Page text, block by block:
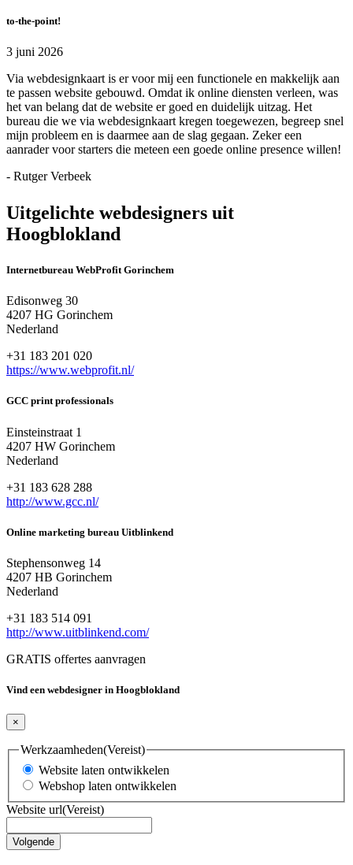
to-the-point!
3 juni 2026
Via webdesignkaart is er voor mij een functionele en makkelijk aan
te passen website gebouwd. Omdat ik online diensten verleen, was
het van belang dat de website er goed en duidelijk uitzag. Het
bureau die we via webdesignkaart kregen toegewezen, begreep snel
mijn probleem en is daarmee aan de slag gegaan. Zeker een
aanrader voor starters die meteen een goede online presence willen!
- Rutger Verbeek
Uitgelichte webdesigners uit
Hoogblokland
Internetbureau WebProfit Gorinchem
Edisonweg 30
4207 HG Gorinchem
Nederland
+31 183 201 020
https://www.webprofit.nl/
GCC print professionals
Einsteinstraat 1
4207 HW Gorinchem
Nederland
+31 183 628 288
http://www.gcc.nl/
Online marketing bureau Uitblinkend
Stephensonweg 14
4207 HB Gorinchem
Nederland
+31 183 514 091
http://www.uitblinkend.com/
GRATIS offertes aanvragen
Vind een webdesigner in Hoogblokland
×
Werkzaamheden(Vereist)
Website laten ontwikkelen
Webshop laten ontwikkelen
Website url(Vereist)